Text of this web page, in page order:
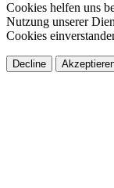
Cookies helfen uns
Nutzung unserer
Cookies
Decline